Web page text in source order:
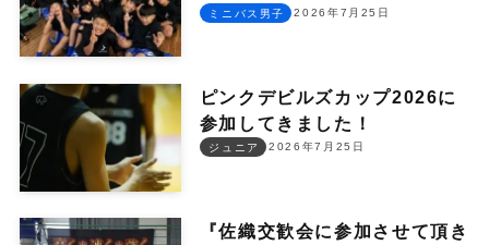
2026年7月25日
ミニバス男子
ピンクデビルズカップ2026に
参加してきました！
2026年7月25日
ジュニア
『佐織交歓会に参加させて頂き